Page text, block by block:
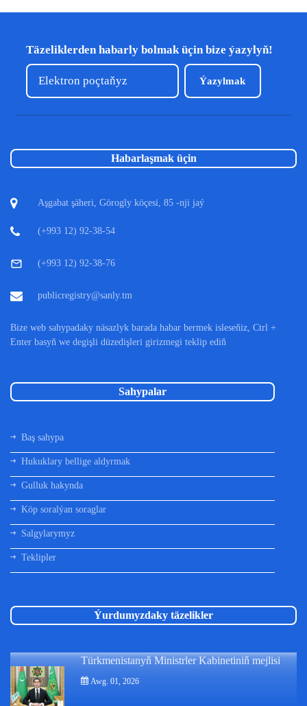
Täzeliklerden habarly bolmak üçin bize ýazylyň!
Ýazylmak
Habarlaşmak üçin
Aşgabat şäheri, Görogly köçesi, 85 -nji jaý
(+993 12) 92-38-54
(+993 12) 92-38-76
publicregistry@sanly.tm
Bize web sahypadaky näsazlyk barada habar bermek isleseňiz, Ctrl +
Enter basyň we degişli düzedişleri girizmegi teklip ediň
Sahypalar
Baş sahypa
Hukuklary bellige aldyrmak
Gulluk hakynda
Köp soralýan soraglar
Salgylarymyz
Teklipler
Ýurdumyzdaky täzelikler
Türkmenistanyň Ministrler Kabinetiniň mejlisi
Awg. 01, 2026